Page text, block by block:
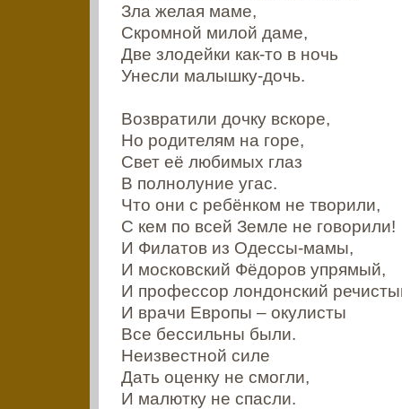
Зла желая маме,
Скромной милой даме,
Две злодейки как-то в ночь
Унесли малышку-дочь.
Возвратили дочку вскоре,
Но родителям на горе,
Свет её любимых глаз
В полнолуние угас.
Что они с ребёнком не творили,
С кем по всей Земле не говорили!
И Филатов из Одессы-мамы,
И московский Фёдоров упрямый,
И профессор лондонский
И врачи Европы – окулисты
Все бессильны были.
Неизвестной силе
Дать оценку не смогли,
И малютку не спасли.